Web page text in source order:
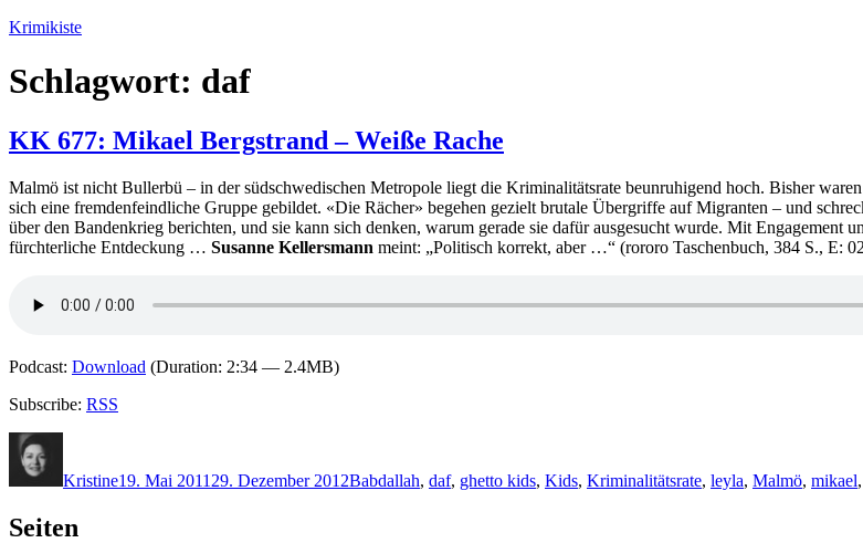
Zum
springen
Krimikiste
Schlagwort: daf
KK 677: Mikael Bergstrand – Weiße Rache
Malmö ist nicht Bullerbü – in der südschwedischen Metropole liegt die Kriminalitätsrate beunruhigend hoch. Bisher
sich eine fremdenfeindliche Gruppe gebildet. «Die Rächer» begehen gezielt brutale Übergriffe auf Migranten – und
über den Bandenkrieg berichten, und sie kann sich denken, warum gerade sie dafür ausgesucht wurde. Mit Engagement
fürchterliche Entdeckung … Susanne Kellersmann meint: „Politisch korrekt, aber …“ (rororo Taschenbuch, 384 S., E:
Podcast: Download (Duration: 2:34 — 2.4MB)
Subscribe: RSS
Kristine19. Mai 2011 29. Dezember 2012Babdallah, daf, ghetto kids, Kids, Kriminalitätsrate, leyla, Malmö, mikael,
Seiten